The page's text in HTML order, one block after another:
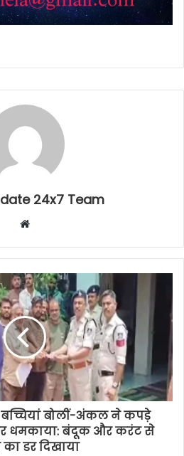
24x7 Team
Website
बोलीं-अंकल ने कपड़े
धमकाया: बंदूक और करंट से
डर दिखाया